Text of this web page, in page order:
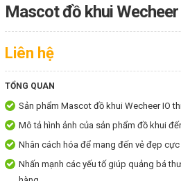
Mascot đồ khui Wecheer
Liên hệ
TỔNG QUAN
Sản phẩm Mascot đồ khui Wecheer IO
Mô tả hình ảnh của sản phẩm đồ khui
Nhân cách hóa để mang đến vẻ đẹp
Nhấn mạnh các yếu tố giúp quảng bá